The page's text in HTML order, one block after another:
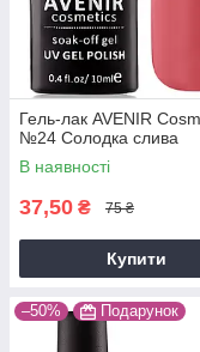
Гель-лак AVENIR
№24 Солодка слива
В наявності
37,50 ₴ 75 ₴
Купити
–50% Подарунок